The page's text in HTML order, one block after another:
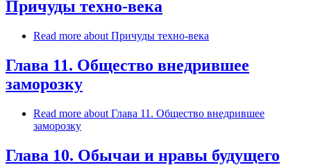
Причуды техно-века
Read more about Причуды техно-века
Глава 11. Общество внедрившее
заморозку
Read more about Глава 11. Общество внедрившее
заморозку
Глава 10. Обычаи и нравы будущего